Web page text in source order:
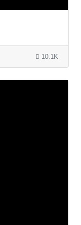
10.1K